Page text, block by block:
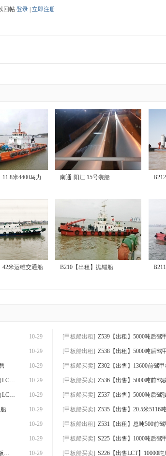
回帖 登录 立即注册
米4400马力
南通-阳江 15号装船
42米运维交通船 B210【出租】抛锚船
10-29
10-29
10-29
Z536【出售】5000吨前驾驶甲板船（LCT）出 10-29
Z537【出售】5000吨后驾驶甲板船（LCT）出 10-29
10-29
10-29
10-29
S226【出售LCT】10000吨后驾驶甲板船出售 10-29
[甲板船出租] Z539【出租】5000吨后驾
[甲板船出租] Z538【出租】5000吨后驾
[甲板船买卖] Z302【出售】13600前驾
[甲板船买卖]
[甲板船买卖]
[甲板船买卖] Z535【出售】20.5米5116
[甲板船出租] Z531【出租】总吨500前
[甲板船买卖] S225【出售】1000吨后驾
[甲板船买卖]